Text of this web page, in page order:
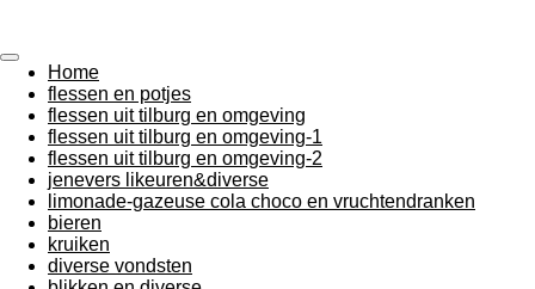
naar
hoofdinhoud
Home
flessen en potjes
flessen uit tilburg en omgeving
flessen uit tilburg en omgeving-1
flessen uit tilburg en omgeving-2
jenevers likeuren&diverse
limonade-gazeuse cola choco en vruchtendranken
bieren
kruiken
diverse vondsten